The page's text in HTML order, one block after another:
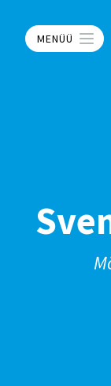
MENÜÜ